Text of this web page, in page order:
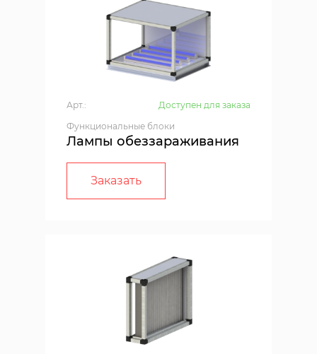
Арт.:
Доступен для заказа
Функциональные блоки
Лампы обеззараживания
Заказать